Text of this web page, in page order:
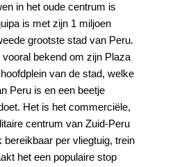
in het oude centrum is
is met zijn 1 miljoen
grootste stad van Peru.
bekend om zijn Plaza
van de stad, welke
Peru is en een beetje
Het is het commerciële,
centrum van Zuid-Peru
bereikbaar per vliegtuig, trein
het een populaire stop